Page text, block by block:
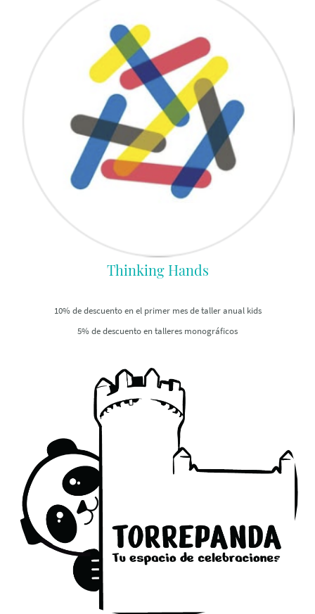
Thinking Hands
10% de descuento en el primer mes de taller anual kids
5% de descuento en talleres monográficos